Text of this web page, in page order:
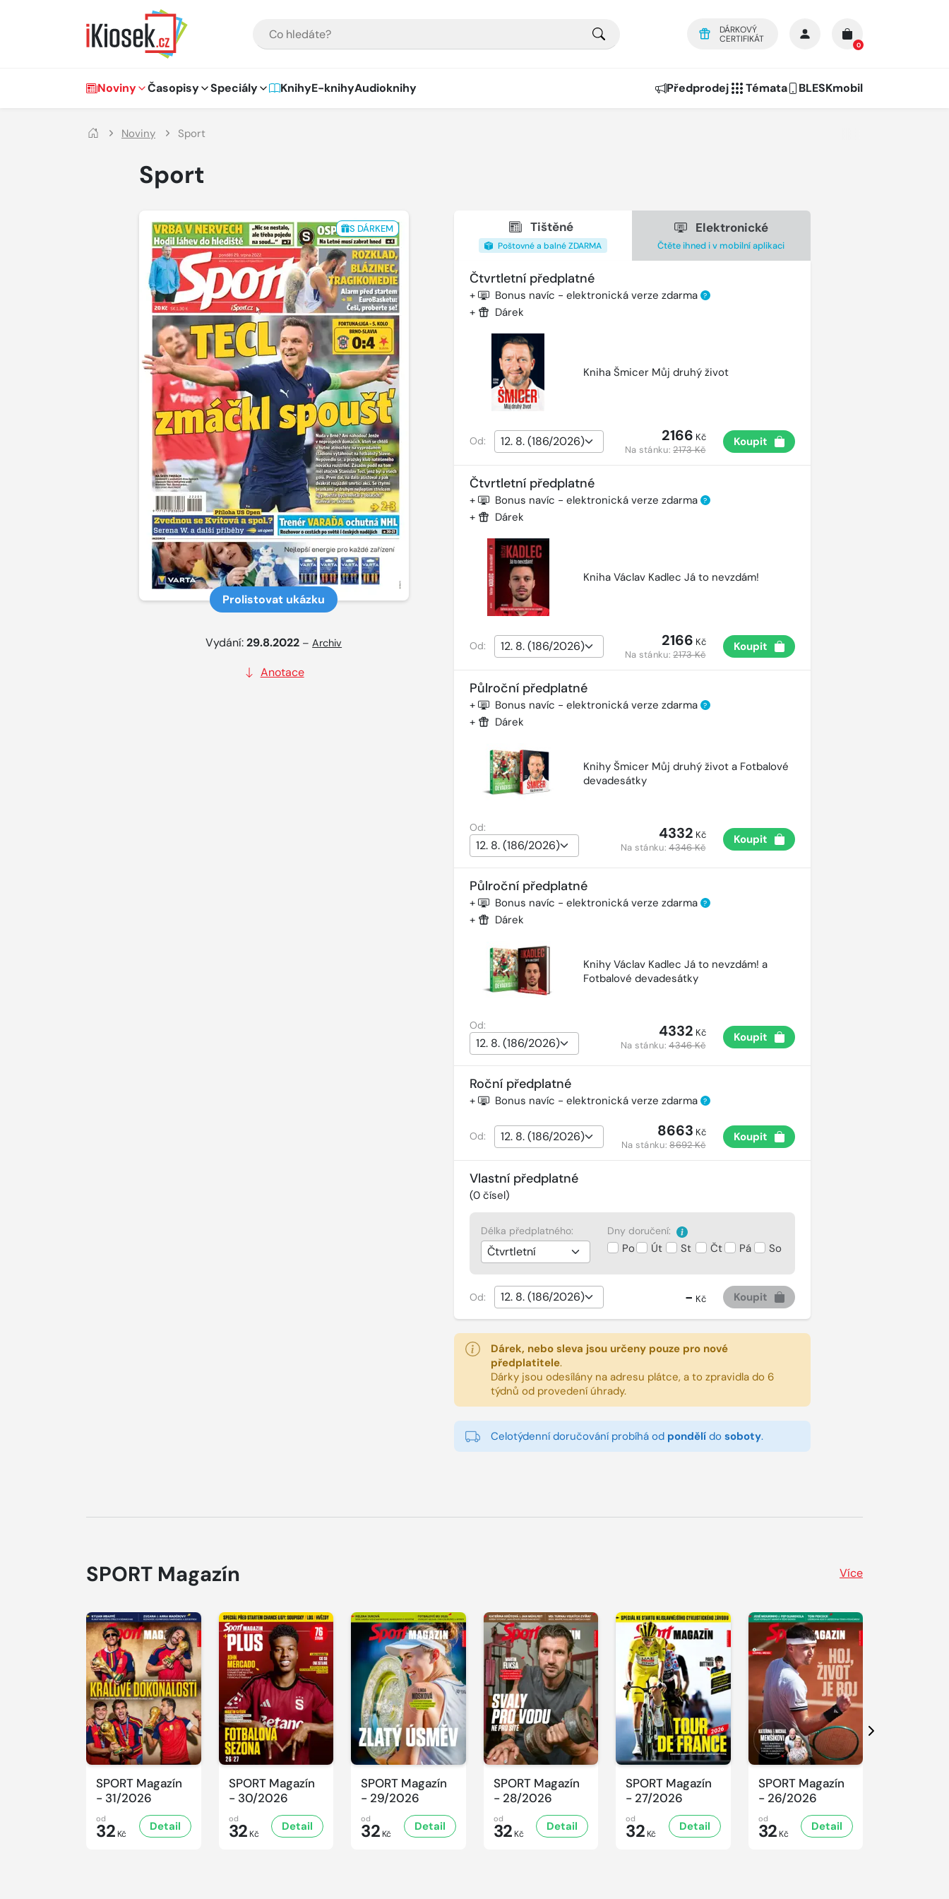
DÁRKOVÝ
CERTIFIKÁT
0
Hlavní navigace
Noviny Časopisy Speciály KnihyE-knihyAudioknihy Předprodej Témata BLESKmobil
Noviny Sport
Sport
S DÁRKEM
Prolistovat ukázku
Vydání:29.8.2022 –Archiv
Anotace
Tištěné
Poštovné a balné ZDARMA
Elektronické
Čtěte ihned i v mobilní aplikaci
Čtvrtletní předplatné
+ Bonus navíc - elektronická verze zdarma ?
+ Dárek
Kniha Šmicer Můj druhý život
Od: 2166 Kč
Na stánku:2173 Kč
Koupit
Čtvrtletní předplatné
+ Bonus navíc - elektronická verze zdarma ?
+ Dárek
Kniha Václav Kadlec Já to nevzdám!
Od: 2166 Kč
Na stánku:2173 Kč
Koupit
Půlroční předplatné
+ Bonus navíc - elektronická verze zdarma ?
+ Dárek
Knihy Šmicer Můj druhý život a Fotbalové
devadesátky
Od: 4332 Kč
Na stánku:4346 Kč
Koupit
Půlroční předplatné
+ Bonus navíc - elektronická verze zdarma ?
+ Dárek
Knihy Václav Kadlec Já to nevzdám! a
Fotbalové devadesátky
Od: 4332 Kč
Na stánku:4346 Kč
Koupit
Roční předplatné
+ Bonus navíc - elektronická verze zdarma ?
Od: 8663 Kč
Na stánku:8692 Kč
Koupit
Vlastní předplatné
(0čísel)
Délka předplatného: Dny doručení:
Po Út St Čt Pá So
Od: - Kč Koupit
Dárek, nebo sleva jsou určeny pouze pro nové
předplatitele.
Dárky jsou odesílány na adresu plátce, a to zpravidla do 6
týdnů od provedení úhrady.
Celotýdenní doručování probíhá od pondělído soboty.
SPORT Magazín Více
SPORT Magazín
- 31/2026
od
32 Kč
Detail
SPORT Magazín
- 30/2026
od
32 Kč
Detail
SPORT Magazín
- 29/2026
od
32 Kč
Detail
SPORT Magazín
- 28/2026
od
32 Kč
Detail
SPORT Magazín
- 27/2026
od
32 Kč
Detail
SPORT Magazín
- 26/2026
od
32 Kč
Detail
Další